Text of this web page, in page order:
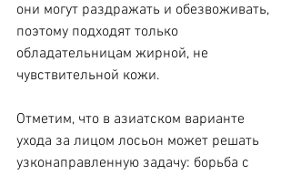
они могут раздражать и обезвоживать,
поэтому подходят только
обладательницам жирной, не
чувствительной кожи.
Отметим, что в азиатском варианте
ухода за лицом лосьон может решать
узконаправленную задачу: борьба с